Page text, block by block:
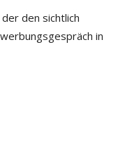
den sichtlich
in